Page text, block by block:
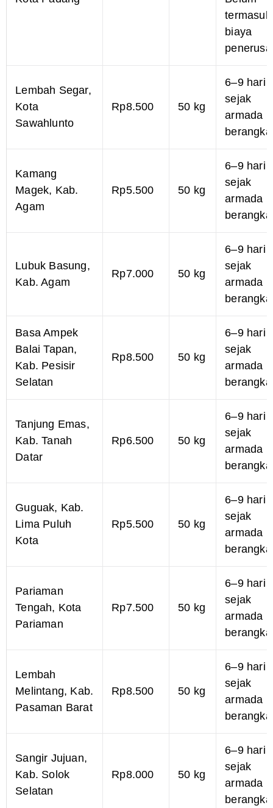
termasuk
biaya
Lembah Segar,
Kota
Sawahlunto
Rp8.500 50 kg
6–9 hari
sejak
armada
Kamang
Magek, Kab.
Agam
Rp5.500 50 kg
6–9 hari
sejak
armada
Lubuk Basung,
Kab. Agam
Rp7.000 50 kg
6–9 hari
sejak
armada
Basa Ampek
Balai Tapan,
Kab. Pesisir
Selatan
Rp8.500 50 kg
6–9 hari
sejak
armada
Tanjung Emas,
Kab. Tanah
Datar
Rp6.500 50 kg
6–9 hari
sejak
armada
Guguak, Kab.
Lima Puluh
Kota
Rp5.500 50 kg
6–9 hari
sejak
armada
Pariaman
Tengah, Kota
Pariaman
Rp7.500 50 kg
6–9 hari
sejak
armada
Lembah
Melintang, Kab.
Pasaman Barat
Rp8.500 50 kg
6–9 hari
sejak
armada
Sangir Jujuan,
Kab. Solok
Selatan
Rp8.000 50 kg
6–9 hari
sejak
armada